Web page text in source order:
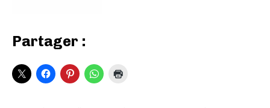
Partager :